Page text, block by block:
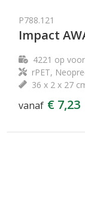
P788.121
Impact
4221 op
rPET,
36 x 2 x 27
vanaf € 7,23